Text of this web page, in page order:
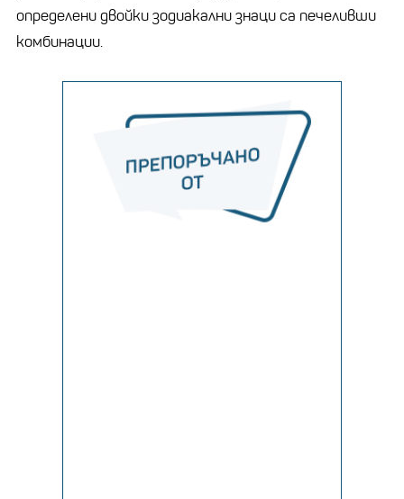
определени двойки зодиакални знаци са печеливши
комбинации.